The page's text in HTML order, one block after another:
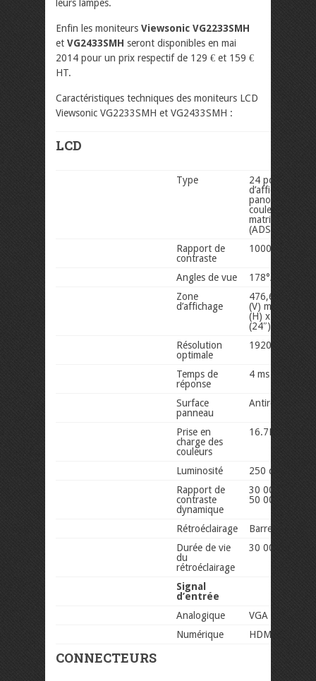
leurs lampes.
Enfin les moniteurs Viewsonic VG2233SMH
et VG2433SMH seront disponibles en mai
2014 pour un prix respectif de 129 € et 159 €
HT.
Caractéristiques techniques des moniteurs LCD
Viewsonic VG2233SMH et VG2433SMH :
LCD
Type
24 po (23,6 po
d’affichage),
panoramique
couleur A-Si
matrice active,
(ADS)
Rapport de
contraste
1000:1
Angles de vue
178°/ 178°
Zone
d’affichage
476,64 (H) x
(V) mm (22″)
(H) x 293,22
(24″)
Résolution
optimale
1920 x 1080
Temps de
réponse
4 ms (GTG)
Surface
panneau
Antireflet
Prise en
charge des
couleurs
16.7M
Luminosité
250 cd/m²
Rapport de
contraste
dynamique
30 000 000:1
50 000 000:1
Rétroéclairage
Barre
Durée de vie
du
rétroéclairage
30 000 heures
Signal
d’entrée
Analogique
VGA
Numérique
HDMI / DVI
CONNECTEURS